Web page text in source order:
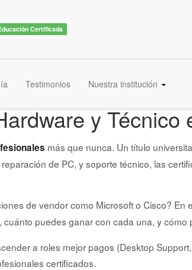
Certificada
Testimonios Nuestra institución
y
más que nunca. Un título
de PC, y soporte técnico, las
de vendor como Microsoft o Cisco?
puedes ganar con cada una, y cómo
a roles mejor pagos (Desktop
certificados.